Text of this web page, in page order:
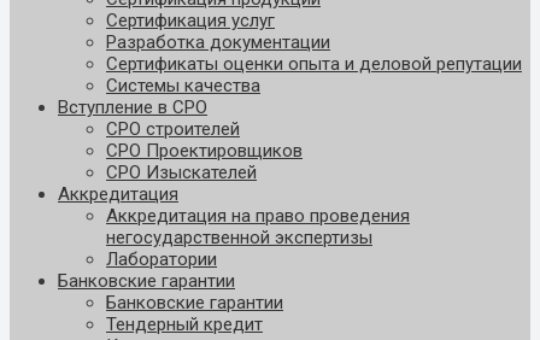
Сертификация услуг
Разработка документации
Сертификаты оценки опыта и деловой репутации
Системы качества
Вступление в СРО
СРО строителей
СРО Проектировщиков
СРО Изыскателей
Аккредитация
Аккредитация на право проведения
негосударственной экспертизы
Лаборатории
Банковские гарантии
Банковские гарантии
Тендерный кредит